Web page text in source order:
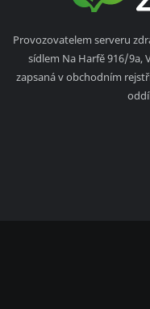
Provozovatelem serveru
sídlem Na Harfě 916/9a,
zapsaná v obchodním